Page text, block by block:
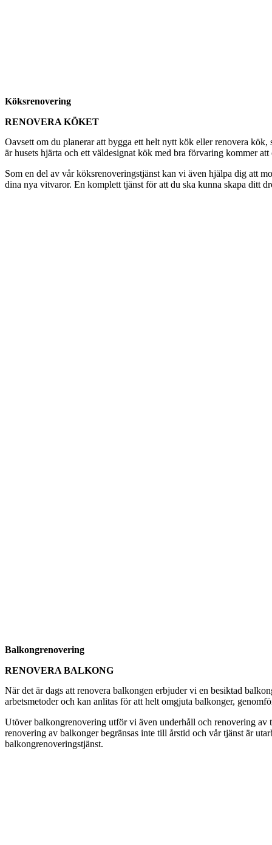
Köksrenovering
RENOVERA KÖKET
Oavsett om du planerar att bygga ett helt nytt kök eller renovera
är husets hjärta och ett väldesignat kök med bra förvaring kommer
Som en del av vår köksrenoveringstjänst kan vi även hjälpa dig att
dina nya vitvaror. En komplett tjänst för att du ska kunna skapa ditt
Balkongrenovering
RENOVERA BALKONG
När det är dags att renovera balkongen erbjuder vi en besiktad
arbetsmetoder och kan anlitas för att helt omgjuta balkonger,
Utöver balkongrenovering utför vi även underhåll och renovering av
renovering av balkonger begränsas inte till årstid och vår tjänst är
balkongrenoveringstjänst.